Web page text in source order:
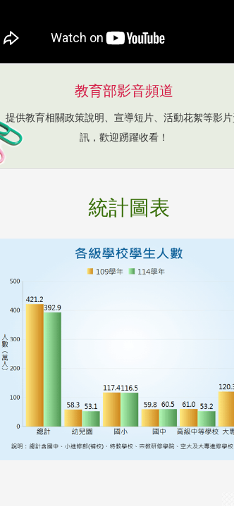
教育部影音頻道
提供教育相關政策說明、宣導短片、活動花絮等影片
訊，歡迎踴躍收看！
統計圖表